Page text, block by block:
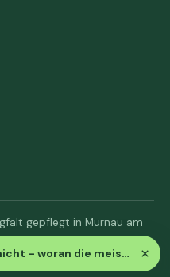
»Einfach ehrlich sein« reicht nicht – woran die meisten durchfallen ×
gepflegt in Murnau am